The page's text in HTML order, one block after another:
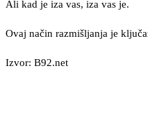
Ali kad je iza vas, iza vas je.
Ovaj način razmišljanja je
Izvor: B92.net